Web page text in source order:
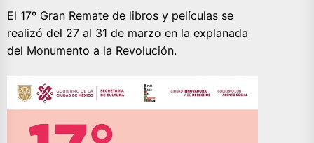
El 17º Gran Remate de libros y películas se
realizó del 27 al 31 de marzo en la explanada
del Monumento a la Revolución.